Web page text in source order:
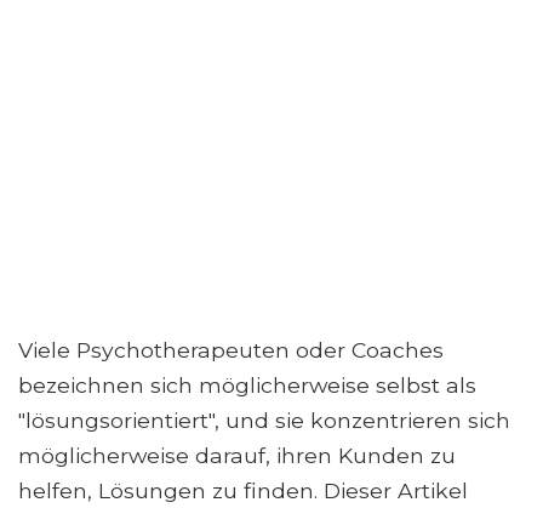
Viele Psychotherapeuten oder Coaches
bezeichnen sich möglicherweise selbst als
"lösungsorientiert", und sie konzentrieren sich
möglicherweise darauf, ihren Kunden zu
helfen, Lösungen zu finden. Dieser Artikel